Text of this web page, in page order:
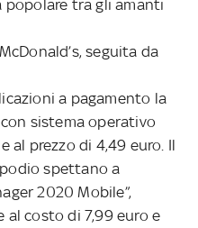
popolare tra gli amanti
seguita da
a pagamento la
sistema operativo
al prezzo di 4,49 euro. Il
spettano a
2020 Mobile”,
costo di 7,99 euro e